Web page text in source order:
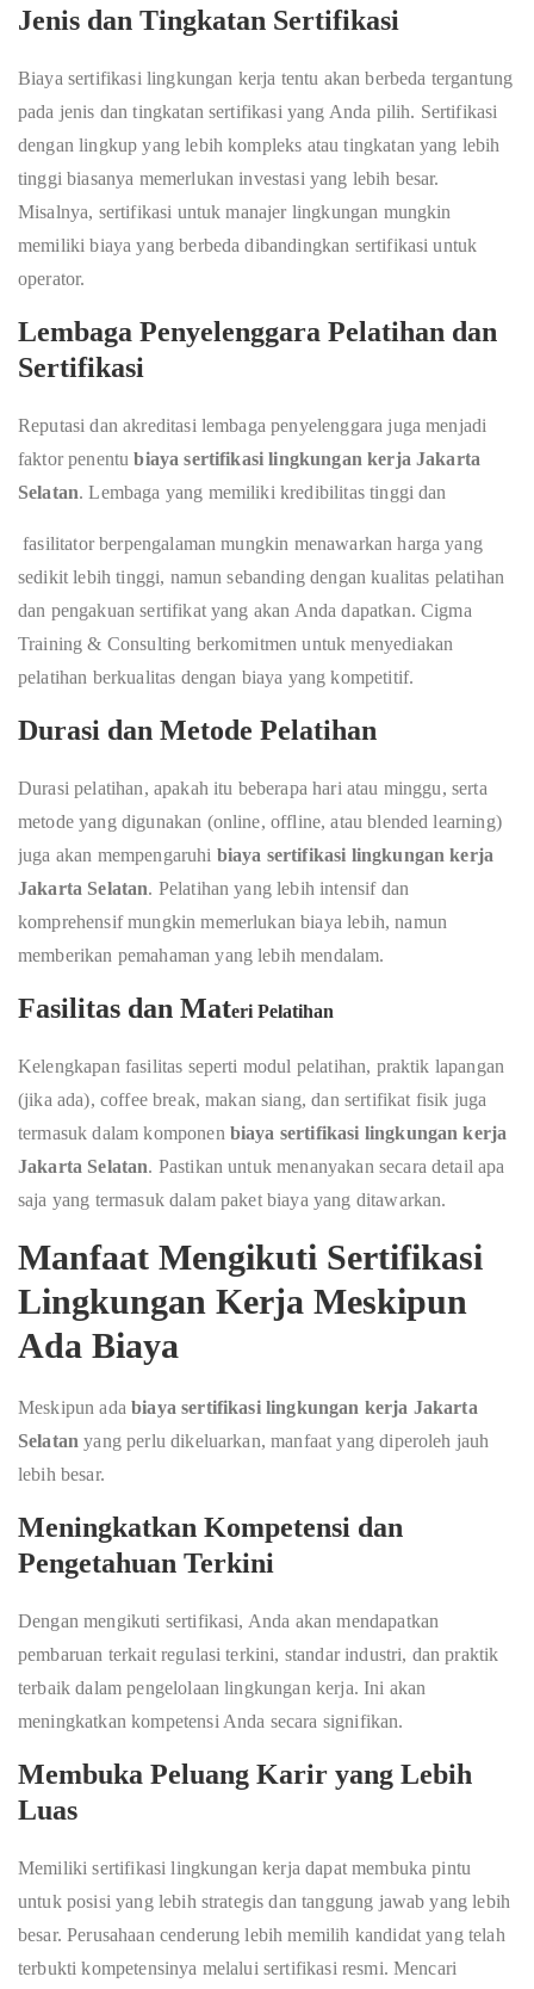
Jenis dan Tingkatan Sertifikasi
Biaya sertifikasi lingkungan kerja tentu akan berbeda tergantung
pada jenis dan tingkatan sertifikasi yang Anda pilih. Sertifikasi
dengan lingkup yang lebih kompleks atau tingkatan yang lebih
tinggi biasanya memerlukan investasi yang lebih besar.
Misalnya, sertifikasi untuk manajer lingkungan mungkin
memiliki biaya yang berbeda dibandingkan sertifikasi untuk
operator.
Lembaga Penyelenggara Pelatihan dan
Sertifikasi
Reputasi dan akreditasi lembaga penyelenggara juga menjadi
faktor penentubiaya sertifikasi lingkungan kerja Jakarta
Selatan. Lembaga yang memiliki kredibilitas tinggi dan
fasilitator berpengalaman mungkin menawarkan harga yang
sedikit lebih tinggi, namun sebanding dengan kualitas pelatihan
dan pengakuan sertifikat yang akan Anda dapatkan. Cigma
Training & Consulting berkomitmen untuk menyediakan
pelatihan berkualitas dengan biaya yang kompetitif.
Durasi dan Metode Pelatihan
Durasi pelatihan, apakah itu beberapa hari atau minggu, serta
metode yang digunakan (online, offline, atau blended learning)
juga akan mempengaruhi biaya sertifikasi lingkungan kerja
Jakarta Selatan. Pelatihan yang lebih intensif dan
komprehensif mungkin memerlukan biaya lebih, namun
memberikan pemahaman yang lebih mendalam.
Fasilitas dan Materi Pelatihan
Kelengkapan fasilitas seperti modul pelatihan, praktik lapangan
(jika ada), coffee break, makan siang, dan sertifikat fisik juga
termasuk dalam komponen biaya sertifikasi lingkungan kerja
Jakarta Selatan. Pastikan untuk menanyakan secara detail apa
saja yang termasuk dalam paket biaya yang ditawarkan.
Manfaat Mengikuti Sertifikasi
Lingkungan Kerja Meskipun
Ada Biaya
Meskipun adabiaya sertifikasi lingkungan kerja Jakarta
Selatan yang perlu dikeluarkan, manfaat yang diperoleh jauh
lebih besar.
Meningkatkan Kompetensi dan
Pengetahuan Terkini
Dengan mengikuti sertifikasi, Anda akan mendapatkan
pembaruan terkait regulasi terkini, standar industri, dan praktik
terbaik dalam pengelolaan lingkungan kerja. Ini akan
meningkatkan kompetensi Anda secara signifikan.
Membuka Peluang Karir yang Lebih
Luas
Memiliki sertifikasi lingkungan kerja dapat membuka pintu
untuk posisi yang lebih strategis dan tanggung jawab yang lebih
besar. Perusahaan cenderung lebih memilih kandidat yang telah
terbukti kompetensinya melalui sertifikasi resmi. Mencari